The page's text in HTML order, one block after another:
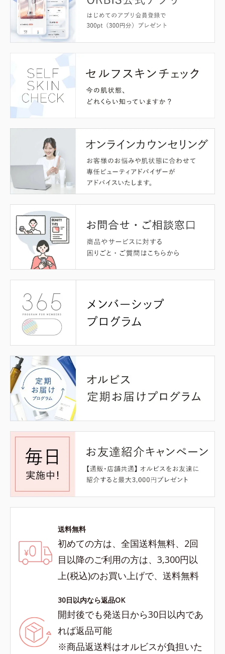
送料無料
初めての方は、全国送料無料、2回
目以降のご利用の方は、3,300円以
上(税込)のお買い上げで、送料無料
30日以内なら返品OK
開封後でも発送日から30日以内であ
れば返品可能
※商品返送料はオルビスが負担いた